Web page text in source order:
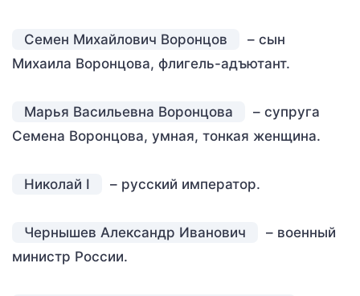
Семен Михайлович Воронцов
– сын
Михаила Воронцова, флигель-адъютант.
Марья Васильевна Воронцова
– супруга
Семена Воронцова, умная, тонкая женщина.
Николай I – русский император.
Чернышев Александр Иванович
– военный
министр России.